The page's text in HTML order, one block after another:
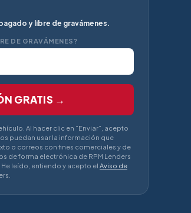
y libre de gravámenes.
DE GRAVÁMENES?
GRATIS →
Al hacer clic en “Enviar”, acepto
puedan usar la información que
o correos con fines comerciales y de
de forma electrónica de RPM Lenders
leído, entiendo y acepto el Aviso de